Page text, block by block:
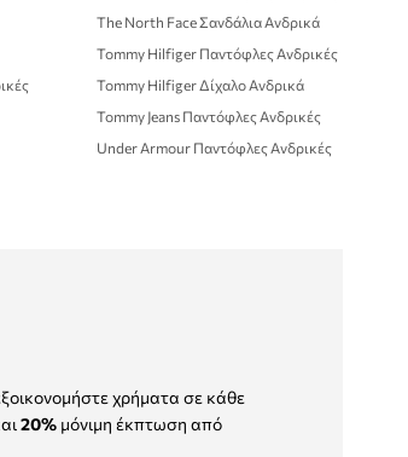
The North Face Σανδάλια Ανδρικά
Tommy Hilfiger Παντόφλες Ανδρικές
Tommy Hilfiger Δίχαλο Ανδρικά
Tommy Jeans Παντόφλες Ανδρικές
Under Armour Παντόφλες Ανδρικές
χρήματα σε κάθε
20%μόνιμη έκπτωση από